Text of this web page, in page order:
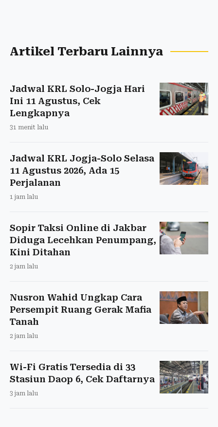
Artikel Terbaru Lainnya
Jadwal KRL Solo-Jogja Hari
Ini 11 Agustus, Cek
Lengkapnya
31 menit lalu
Jadwal KRL Jogja-Solo Selasa
11 Agustus 2026, Ada 15
Perjalanan
1 jam lalu
Sopir Taksi Online di Jakbar
Diduga Lecehkan Penumpang,
Kini Ditahan
2 jam lalu
Nusron Wahid Ungkap Cara
Persempit Ruang Gerak Mafia
Tanah
2 jam lalu
Wi-Fi Gratis Tersedia di 33
Stasiun Daop 6, Cek Daftarnya
3 jam lalu